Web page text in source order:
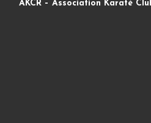
AKCR – Association Karaté